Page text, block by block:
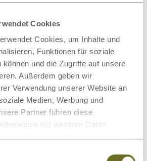
Cookies
Cookies, um Inhalte und
Funktionen für soziale
können und die Zugriffe auf unsere
Außerdem geben wir
Verwendung unserer Website an
Medien, Werbung und
Partner führen diese
mit weiteren Daten